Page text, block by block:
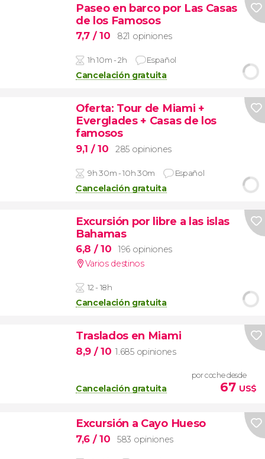
Paseo en barco por Las Casas
de los Famosos
7,7 / 10 821 opiniones
1h 10m - 2h Español
Cancelación gratuita
Oferta: Tour de Miami +
Everglades + Casas de los
famosos
9,1 / 10 285 opiniones
9h 30m - 10h 30m Español
Cancelación gratuita
Excursión por libre a las islas
Bahamas
6,8 / 10
196 opiniones
Varios destinos
12 - 18h
Cancelación gratuita
Traslados en Miami
8,9 / 10 1.685 opiniones
Cancelación gratuita
por coche desde
67 US$
Excursión a Cayo Hueso
7,6 / 10 583 opiniones